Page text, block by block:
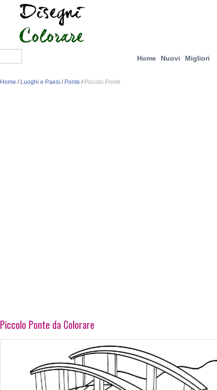
Home Nuovi Migliori
Home / Luoghi e Paesi / Ponte / Piccolo Ponte
Piccolo Ponte da Colorare